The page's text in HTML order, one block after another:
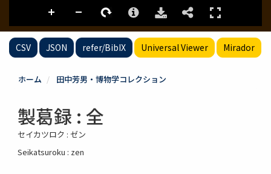
CSV JSON refer/BibIX Universal Viewer Mirador
ホーム 田中芳男・博物学コレクション
製葛録 : 全
セイカツロク : ゼン
Seikatsuroku : zen